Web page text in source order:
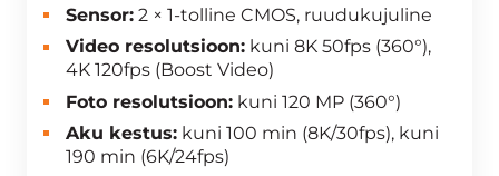
Sensor: 2 × 1-tolline CMOS, ruudukujuline
Video resolutsioon: kuni 8K 50fps (360°),
4K 120fps (Boost Video)
Foto resolutsioon: kuni 120 MP (360°)
Aku kestus: kuni 100 min (8K/30fps), kuni
190 min (6K/24fps)